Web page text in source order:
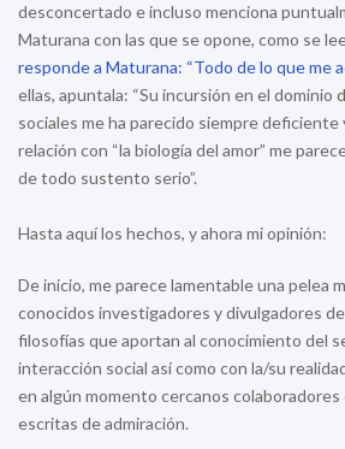
desconcertado e incluso menciona
Maturana con las que se opone, como se
responde a Maturana: “Todo de lo que me
ellas, apuntala: “Su incursión en el dominio
sociales me ha parecido siempre deficiente
relación con “la biología del amor” me
de todo sustento serio”.
Hasta aquí los hechos, y ahora mi opinión:
De inicio, me parece lamentable una pelea
conocidos investigadores y divulgadores
filosofías que aportan al conocimiento del
interacción social así como con la/su
en algún momento cercanos
escritas de admiración.